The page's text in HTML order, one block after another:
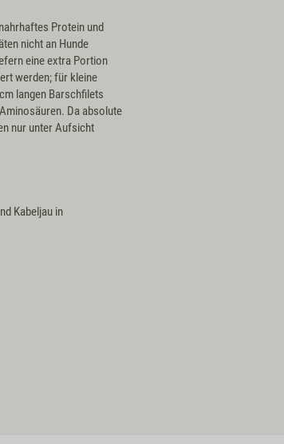
Protein und
nicht an Hunde
eine extra Portion
werden; für kleine
langen Barschfilets
Da absolute
nur unter Aufsicht
Kabeljau in